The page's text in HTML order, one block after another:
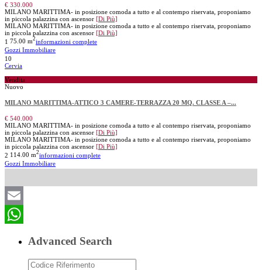
€ 330.000
MILANO MARITTIMA- in posizione comoda a tutto e al contempo riservata, proponiamo
in piccola palazzina con ascensor [Di Più]
MILANO MARITTIMA- in posizione comoda a tutto e al contempo riservata, proponiamo
in piccola palazzina con ascensor [Di Più]
1 75.00 m2informazioni complete
Gozzi Immobiliare
10
Cervia
Vendita
Nuovo
MILANO MARITTIMA-ATTICO 3 CAMERE-TERRAZZA 20 MQ. CLASSE A –...
€ 540.000
MILANO MARITTIMA- in posizione comoda a tutto e al contempo riservata, proponiamo
in piccola palazzina con ascensor [Di Più]
MILANO MARITTIMA- in posizione comoda a tutto e al contempo riservata, proponiamo
in piccola palazzina con ascensor [Di Più]
2 114.00 m2informazioni complete
Gozzi Immobiliare
Email
Advanced Search